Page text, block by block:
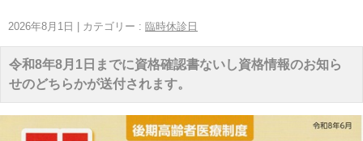
2026年8月1日 カテゴリー : 臨時休診日
令和8年8月1日までに資格確認書ないし資格情報のお知ら
せのどちらかが送付されます。